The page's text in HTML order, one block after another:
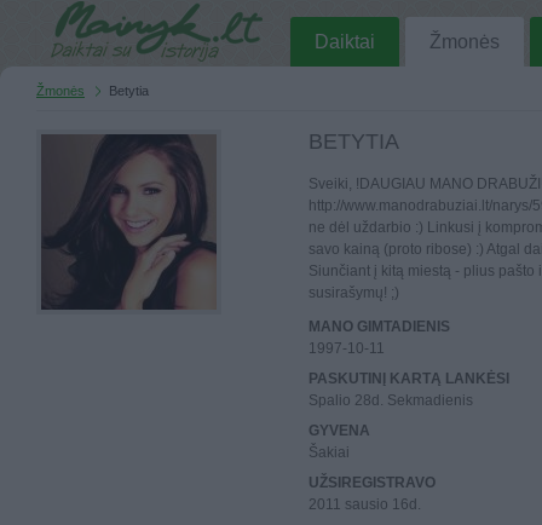
Daiktai Žmonės
Žmonės Betytia
BETYTIA
Sveiki, !DAUGIAU MANO
http://www.manodrabuziai.lt/
ne dėl uždarbio :) Linkusi į
savo kainą (proto ribose) :) Atgal
Siunčiant į kitą miestą - plius
susirašymų! ;)
MANO GIMTADIENIS
1997-10-11
PASKUTINĮ KARTĄ LANKĖSI
Spalio 28d. Sekmadienis
GYVENA
Šakiai
UŽSIREGISTRAVO
2011 sausio 16d.